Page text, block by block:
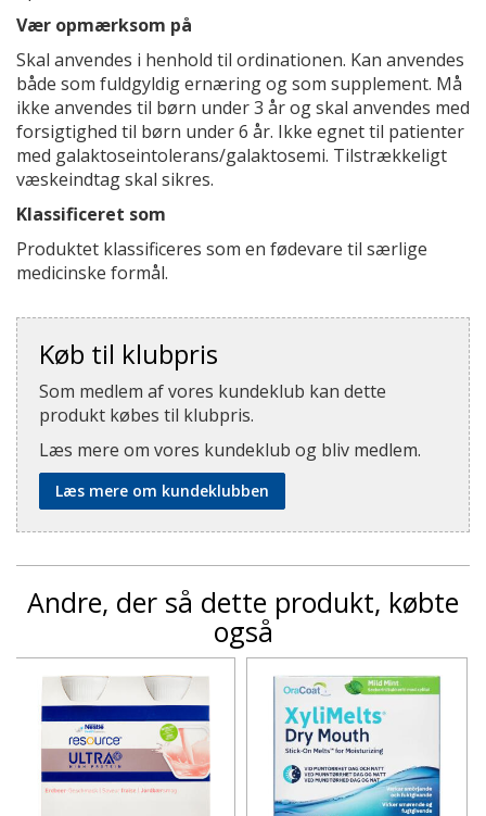
Vær opmærksom på
Skal anvendes i henhold til ordinationen. Kan anvendes
både som fuldgyldig ernæring og som supplement. Må
ikke anvendes til børn under 3 år og skal anvendes med
forsigtighed til børn under 6 år. Ikke egnet til patienter
med galaktoseintolerans/galaktosemi. Tilstrækkeligt
væskeindtag skal sikres.
Klassificeret som
Produktet klassificeres som en fødevare til særlige
medicinske formål.
Køb til klubpris
Som medlem af vores kundeklub kan dette
produkt købes til klubpris.
Læs mere om vores kundeklub og bliv medlem.
Læs mere om kundeklubben
Andre, der så dette produkt, købte
også